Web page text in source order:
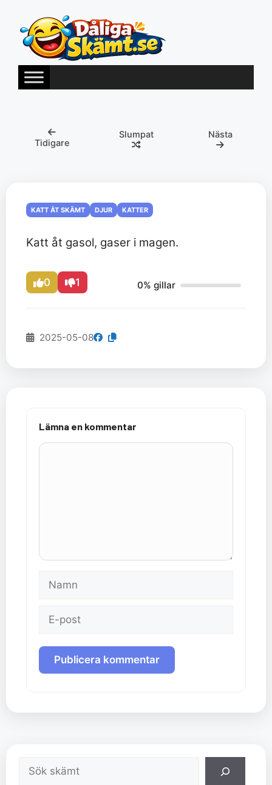
innehåll
Tidigare
Slumpat Nästa
KATT ÅT SKÄMT DJUR KATTER
Katt åt gasol, gaser i magen.
0 1 0% gillar
2025-05-08
Lämna en kommentar
Kommentar
Namn
Sök